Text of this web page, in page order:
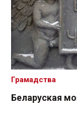
Беларуская
Грамадства